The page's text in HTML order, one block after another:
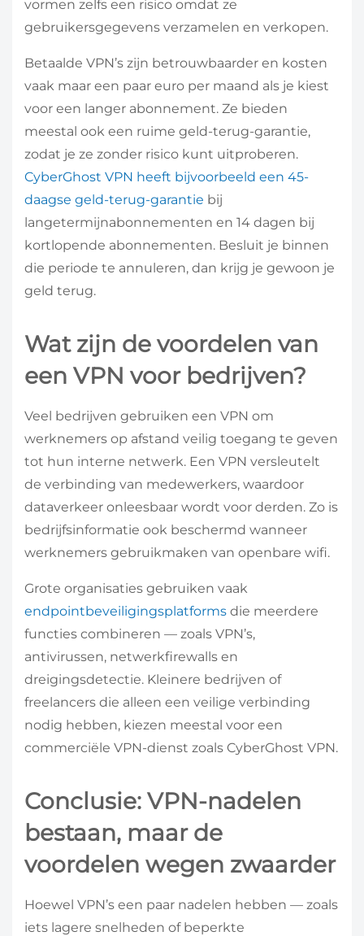
vormen zelfs een risico omdat ze
gebruikersgegevens verzamelen en verkopen.
Betaalde VPN’s zijn betrouwbaarder en kosten
vaak maar een paar euro per maand als je kiest
voor een langer abonnement. Ze bieden
meestal ook een ruime geld-terug-garantie,
zodat je ze zonder risico kunt uitproberen.
CyberGhost VPN heeft bijvoorbeeld een 45-
daagse geld-terug-garantie bij
langetermijnabonnementen en 14 dagen bij
kortlopende abonnementen. Besluit je binnen
die periode te annuleren, dan krijg je gewoon je
geld terug.
Wat zijn de voordelen van
een VPN voor bedrijven?
Veel bedrijven gebruiken een VPN om
werknemers op afstand veilig toegang te geven
tot hun interne netwerk. Een VPN versleutelt
de verbinding van medewerkers, waardoor
dataverkeer onleesbaar wordt voor derden. Zo is
bedrijfsinformatie ook beschermd wanneer
werknemers gebruikmaken van openbare wifi.
Grote organisaties gebruiken vaak
endpointbeveiligingsplatforms die meerdere
functies combineren — zoals VPN’s,
antivirussen, netwerkfirewalls en
dreigingsdetectie. Kleinere bedrijven of
freelancers die alleen een veilige verbinding
nodig hebben, kiezen meestal voor een
commerciële VPN-dienst zoals CyberGhost VPN.
Conclusie: VPN-nadelen
bestaan, maar de
voordelen wegen zwaarder
Hoewel VPN’s een paar nadelen hebben — zoals
iets lagere snelheden of beperkte